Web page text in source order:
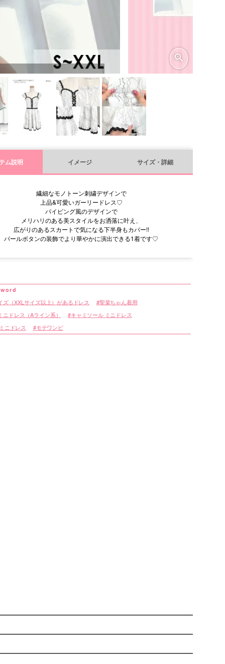
ム説明 イメージ サイズ・詳細
繊細なモノトーン刺繍デザインで
上品&可愛いガーリードレス♡
パイピング風のデザインで
メリハリのある美スタイルをお洒落に叶え、
広がりのあるスカートで気になる下半身もカバー!!
パールボタンの装飾でより華やかに演出できる1着です♡
ズ（XXLサイズ以上）があるドレス 聖菜ちゃん着用
ニドレス（Aライン系） キャミソール ミニドレス
ニドレス モテワンピ